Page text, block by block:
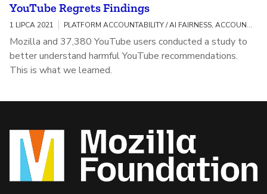
YouTube Regrets Findings
1 LIPCA 2021 PLATFORM ACCOUNTABILITY / AI FAIRNESS, ACCOUNTABILITY, AND TRANSPARENCY / TECH POLICY & REGULATION
Mozilla and 37,380 YouTube users conducted a study to
better understand harmful YouTube recommendations.
This is what we learned.